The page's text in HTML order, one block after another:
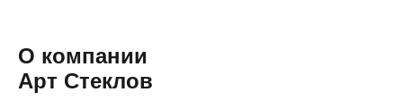
О компании
Арт Стеклов